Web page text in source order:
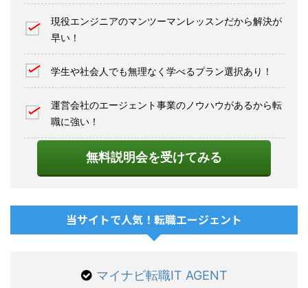
現役エンジニアのマンツーマンレッスンだから解決が
早い！
学生や社会人でも無理なく学べるプラン選択あり！
運営会社のエージェント事業のノウハウがあるから転
職に強い！
無料説明会を受けてみる
当サイトで人気！転職エージェント
マイナビ転職IT AGENT